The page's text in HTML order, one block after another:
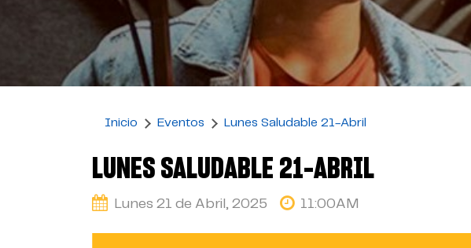
Inicio Eventos Lunes Saludable 21-Abril
LUNES SALUDABLE 21-ABRIL
Lunes 21 de Abril, 2025 11:00AM